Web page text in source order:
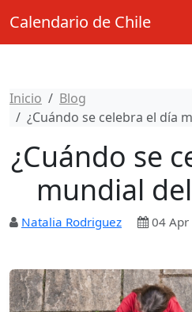
Calendario de Chile
Inicio
Blog
¿Cuándo se celebra el día
¿Cuándo se
mundial
Natalia Rodriguez 04